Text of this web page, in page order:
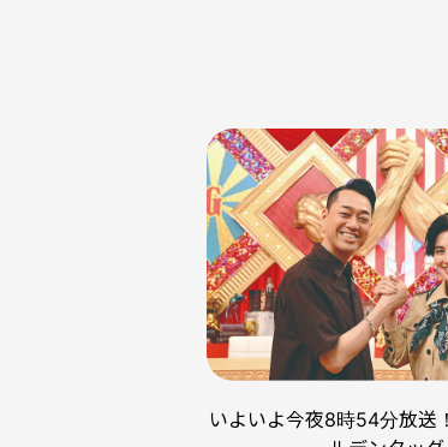
いよいよ今夜8時54分放送